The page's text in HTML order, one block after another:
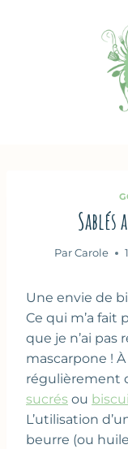
Sablés
Par Carole
Une envie de
Ce qui m’a fait
que je n’ai pas
mascarpone !
régulièrement
sucrés ou
L’utilisation
beurre (ou